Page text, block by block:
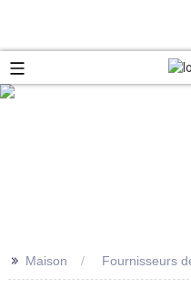
>> Maison Fournisseurs